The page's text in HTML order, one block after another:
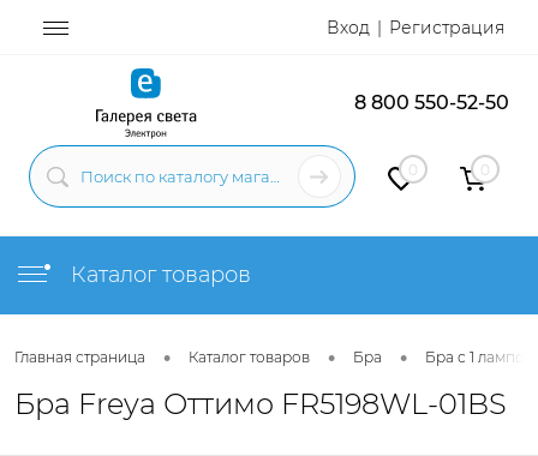
Вход Регистрация
8 800 550-52-50
0 0
Каталог товаров
Главная страница • Каталог товаров • Бра • Бра с 1 лампой
Бра Freya Оттимо FR5198WL-01BS